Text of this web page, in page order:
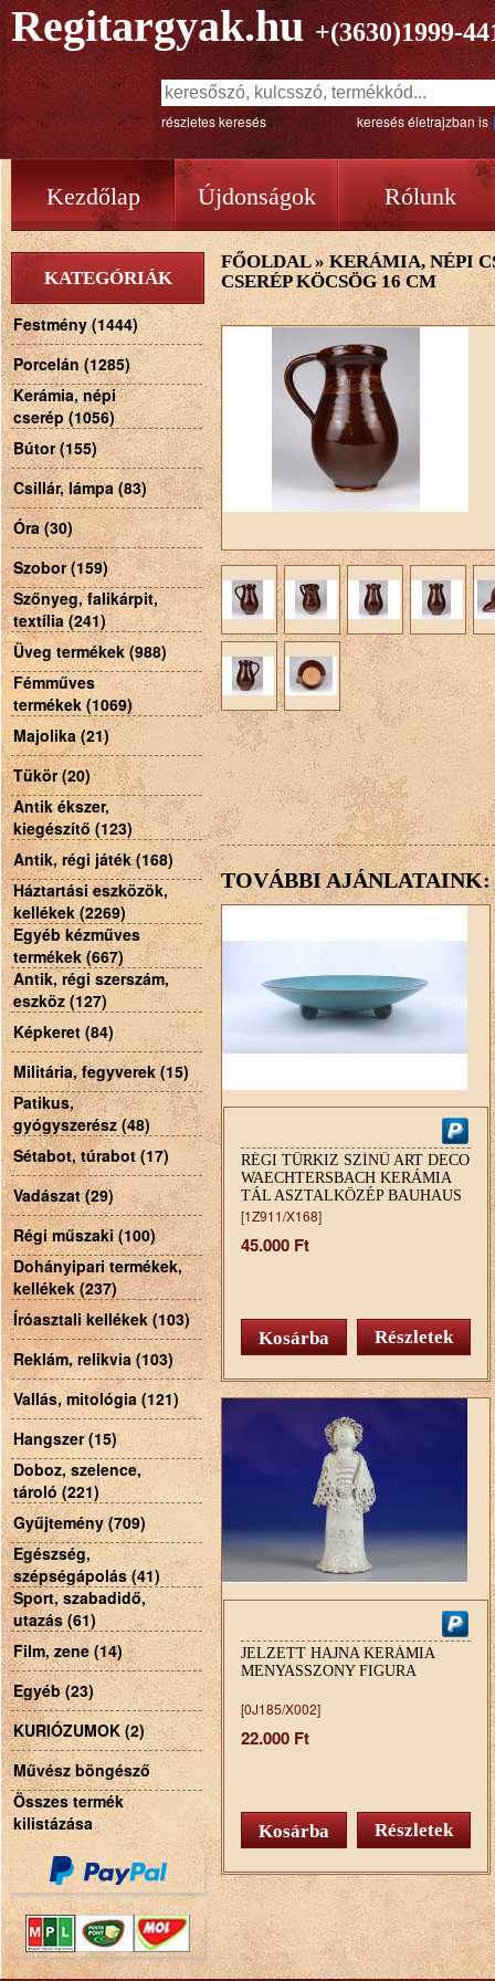
Regitargyak.hu +(3630)1999-
részletes keresés keresés életrajzban is
Kezdőlap Újdonságok Rólunk
KATEGÓRIÁK
Festmény (1444)
Porcelán (1285)
Kerámia, népi
cserép (1056)
Bútor (155)
Csillár, lámpa (83)
Óra (30)
Szobor (159)
Szőnyeg, falikárpit,
textília (241)
Üveg termékek (988)
Fémműves
termékek (1069)
Majolika (21)
Tükör (20)
Antik ékszer,
kiegészítő (123)
Antik, régi játék (168)
Háztartási eszközök,
kellékek (2269)
Egyéb kézműves
termékek (667)
Antik, régi szerszám,
eszköz (127)
Képkeret (84)
Militária, fegyverek (15)
Patikus,
gyógyszerész (48)
Sétabot, túrabot (17)
Vadászat (29)
Régi műszaki (100)
Dohányipari termékek,
kellékek (237)
Íróasztali kellékek (103)
Reklám, relikvia (103)
Vallás, mitológia (121)
Hangszer (15)
Doboz, szelence,
tároló (221)
Gyűjtemény (709)
Egészség,
szépségápolás (41)
Sport, szabadidő,
utazás (61)
Film, zene (14)
Egyéb (23)
KURIÓZUMOK (2)
Művész böngésző
Összes termék
kilistázása
FŐOLDAL»KERÁMIA, NÉPI
CSERÉP KÖCSÖG 16 CM
TOVÁBBI AJÁNLATAINK:
RÉGI TÜRKIZ SZÍNŰ ART DECO
WAECHTERSBACH KERÁMIA
TÁL ASZTALKÖZÉP BAUHAUS
FORMA
[1Z911/X168]
45.000 Ft
Részletek
JELZETT HAJNA KERÁMIA
MENYASSZONY FIGURA
[0J185/X002]
22.000 Ft
Részletek